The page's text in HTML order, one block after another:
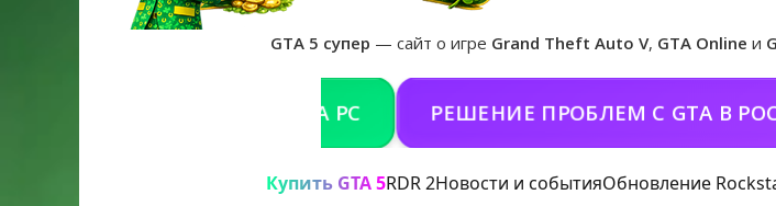
GTA 5 супер — сайт о игре Grand Theft Auto V, GTA Online и
РЕШЕНИЕ ПРОБЛЕМ С GTA В РОССИИ
Купить GTA 5RDR 2Новости и событияОбновление